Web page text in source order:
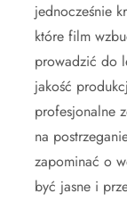
jednocześnie
które film
prowadzić do
jakość
profesjonalne
na
zapominać o
być jasne i